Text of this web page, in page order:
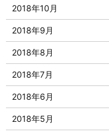
2018年10月
2018年9月
2018年8月
2018年7月
2018年6月
2018年5月